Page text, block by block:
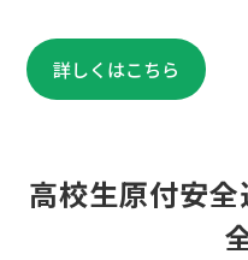
詳しくはこちら
高校生原付安